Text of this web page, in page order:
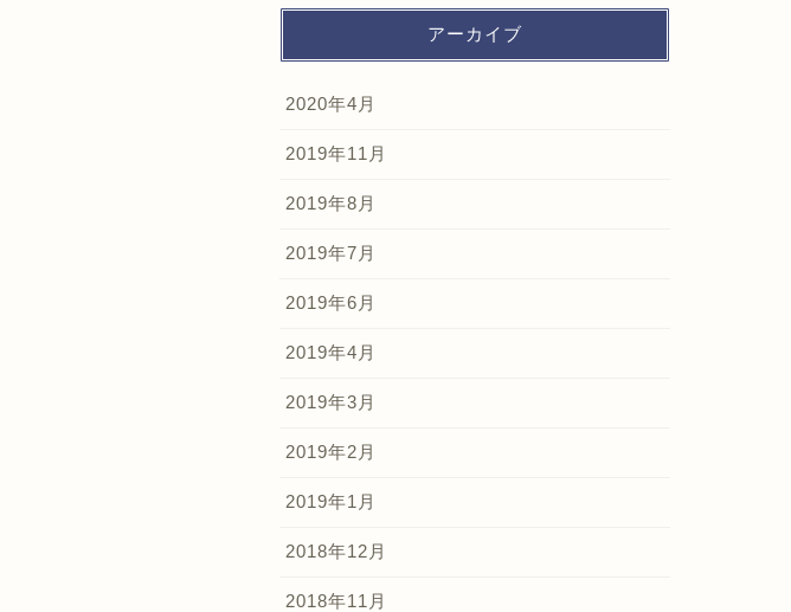
アーカイブ
2020年4月
2019年11月
2019年8月
2019年7月
2019年6月
2019年4月
2019年3月
2019年2月
2019年1月
2018年12月
2018年11月